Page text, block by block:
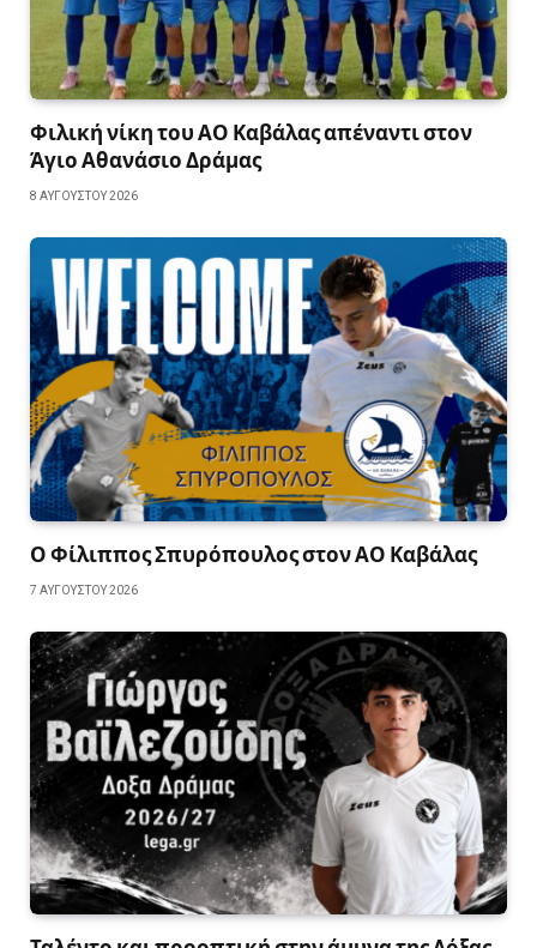
Φιλική νίκη του ΑΟ Καβάλας απέναντι στον
Άγιο Αθανάσιο Δράμας
8 ΑΥΓΟΎΣΤΟΥ 2026
Ο Φίλιππος Σπυρόπουλος στον ΑΟ Καβάλας
7 ΑΥΓΟΎΣΤΟΥ 2026